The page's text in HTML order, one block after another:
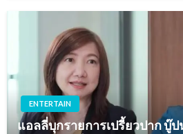
ENTERTAIN
แอลลี่บุกรายการเปรี้ยวปาก บู๊